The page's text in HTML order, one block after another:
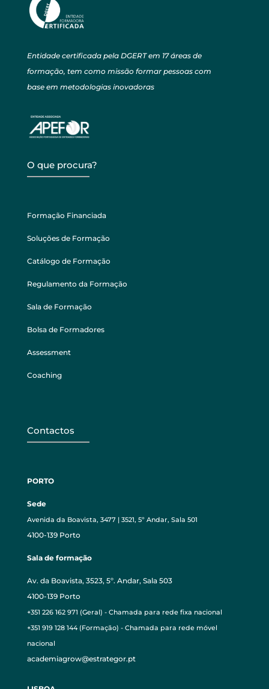
Entidade certificada pela DGERT em 17 áreas de
formação, tem como missão formar pessoas com
base em metodologias inovadoras
O que procura?
Formação Financiada
Soluções de Formação
Catálogo de Formação
Regulamento da Formação
Sala de Formação
Bolsa de Formadores
Assessment
Coaching
Contactos
PORTO
Sede
Avenida da Boavista, 3477 | 3521, 5º Andar, Sala 501
4100-139 Porto
Sala de formação
Av. da Boavista, 3523, 5º. Andar, Sala 503
4100-139 Porto
+351 226 162 971 (Geral) - Chamada para rede fixa nacional
+351 919 128 144 (Formação) - Chamada para rede móvel
nacional
academiagrow@estrategor.pt